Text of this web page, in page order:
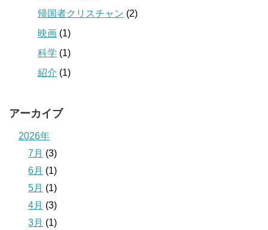
帰国者クリスチャン (2)
映画 (1)
科学 (1)
紹介 (1)
アーカイブ
2026年
7月 (3)
6月 (1)
5月 (1)
4月 (3)
3月 (1)